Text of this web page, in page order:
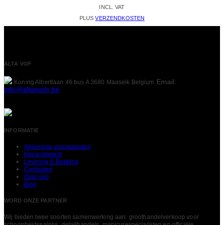
INCL. VAT
PLUSVERZENDKOSTEN
ALTA VOF
Koning Albertlaan 46 bus A 3680 Maaseik Belgium Email:
info@altanails.be
INFORMATIE
Algemene voorwaarden
Privacybeleid
Levering & Betaling
Contacten
Over ons
Blog
WORD ONZE PARTNER
Wij bieden twee soorten samenwerking aan: groothandelverkoop voor